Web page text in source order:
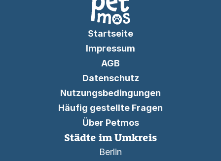
Startseite
Impressum
AGB
Datenschutz
Nutzungsbedingungen
Häufig gestellte Fragen
Über Petmos
Städte im Umkreis
Berlin